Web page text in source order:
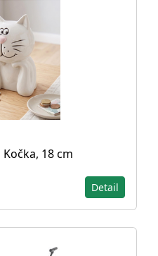
18 cm
Detail